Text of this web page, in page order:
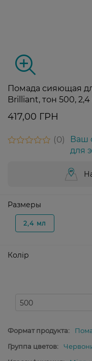
Помада сияющая
Brilliant, тон 500,
417,00 ГРН
0
Ваш
для
Размеры
2,4 мл
Колір
500
Формат продукта:
Группа цветов: